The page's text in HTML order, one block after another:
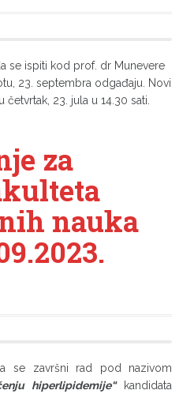
se ispiti kod prof. dr Munevere
23. septembra odgađaju. Novi
23. jula u 14.30 sati.
za
nauka
se završni rad pod nazivom
hiperlipidemije“kandidata